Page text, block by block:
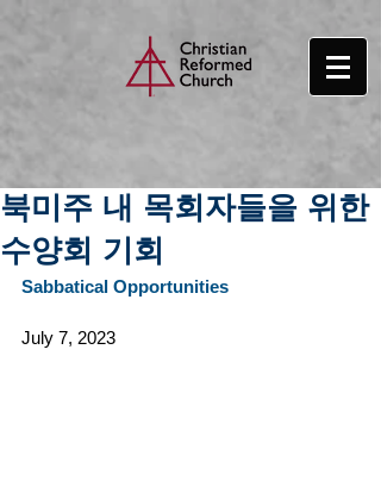
북미주 내 목회자들을 위한
수양회 기회
Sabbatical Opportunities
July 7, 2023